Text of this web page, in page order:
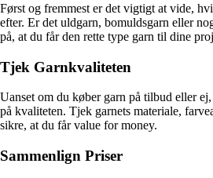
Først og fremmest er det vigtigt at vide,
efter. Er det uldgarn, bomuldsgarn eller
på, at du får den rette type garn til dine
Tjek Garnkvaliteten
Uanset om du køber garn på tilbud eller
på kvaliteten. Tjek garnets materiale,
sikre, at du får value for money.
Sammenlign Priser